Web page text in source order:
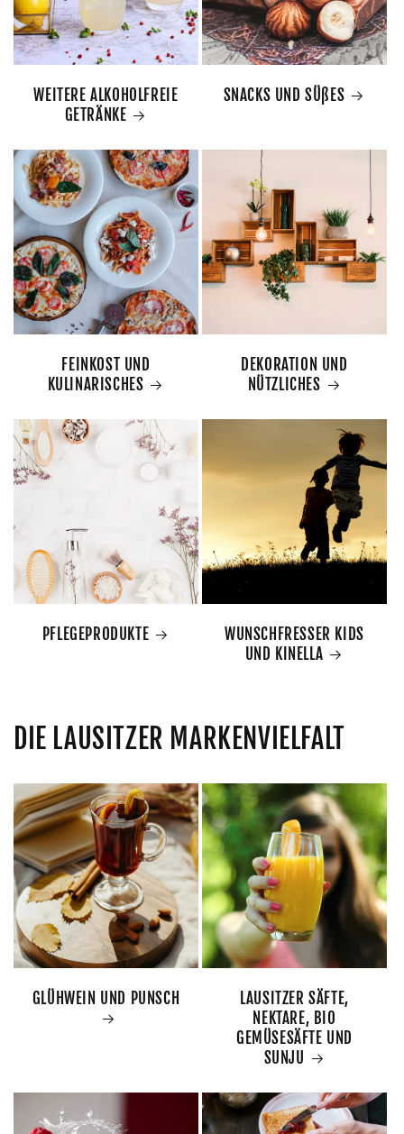
WEITERE ALKOHOLFREIE
GETRÄNKE
SNACKS UND SÜßES
FEINKOST UND
KULINARISCHES
DEKORATION UND
NÜTZLICHES
PFLEGEPRODUKTE
WUNSCHFRESSER KIDS
UND KINELLA
DIE LAUSITZER MARKENVIELFALT
GLÜHWEIN UND PUNSCH
LAUSITZER SÄFTE,
NEKTARE, BIO
GEMÜSESÄFTE UND
SUNJU